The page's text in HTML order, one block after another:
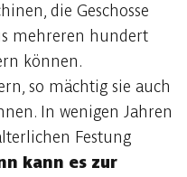
die Geschosse
mehreren hundert
können.
so mächtig sie auch
In wenigen Jahren
Festung
kann es zur